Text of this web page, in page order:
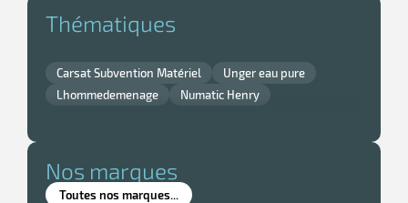
Thématiques
Carsat Subvention Matériel
Unger eau pure
Lhommedemenage
Numatic Henry
Nos marques
Toutes nos marques...